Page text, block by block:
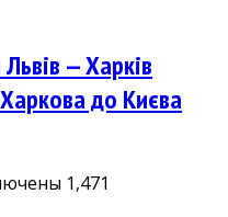
— Харків
до Києва
1,471